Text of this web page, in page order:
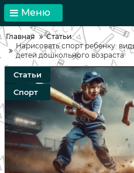
Меню
Главная
Статьи
Нарисовать спорт ребенку:
детей дошкольного возраста
Статьи
Спорт